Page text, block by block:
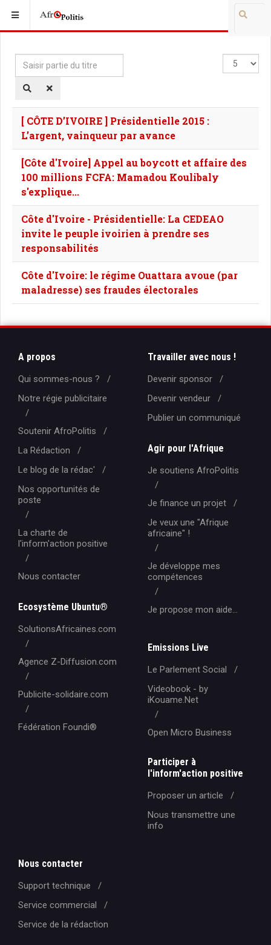
Saisir
partie
du
Affichage
#
[ CÔTE D’IVOIRE ] Présidentielle 2015 :
L’argent, vainqueur par avance
[Côte d'Ivoire] Appel au boycott et affaire des
100 millions FCFA: Mamadou Koulibaly
s'explique...
Côte d'Ivoire - Présidentielle: La CEDEAO
invite le peuple ivoirien à prendre ses
responsabilités
Côte d'Ivoire: le régime Ouattara avoue (par
maladresse) ses fraudes électorales
A propos
Qui sommes-nous ?
Notre régie publicitaire
Soutenir AfroPolitis
La Rédaction
Le blog de la rédac'
Nos opportunités de
poste
La charte de
l'inform'action positive
Nous contacter
Ecosystème Ubuntu®
SolutionsAfricaines.com
Agence Z-Diffusion.com
Publicite-solidaire.com
Fédération Foundi®️
Travailler avec nous !
Devenir sponsor
Devenir vendeur
Publier un communiqué
Agir pour l'Afrique
Je soutiens AfroPolitis
Je finance un projet
Je veux une "Afrique
africaine" !
Je développe mes
compétences
Je propose mon aide...
Emissions Live
Le Parlement Social
Videobook - by
iKouame.Net
Open Micro Business
Participer à
l'inform'action positive
Proposer un article
Nous transmettre une
info
Nous contacter
Support technique
Service commercial
Service de la rédaction